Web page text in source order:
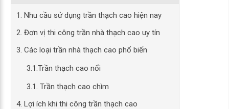
1. Nhu cầu sử dụng trần thạch cao hiện nay
2. Đơn vị thi công trần nhà thạch cao uy tín
3. Các loại trần nhà thạch cao phổ biến
3.1.Trần thạch cao nổi
3.1. Trần thạch cao chìm
4. Lợi ích khi thi công trần thạch cao